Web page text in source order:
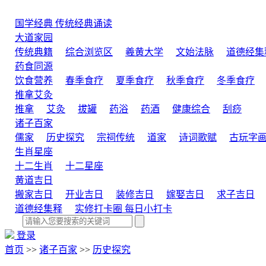
国学经典 传统经典诵读
大道家园
传统典籍
综合浏览区 羲黄大学 文始法脉
道德经集
药食同源
饮食营养
春季食疗 夏季食疗 秋季食疗 冬季食疗
推拿艾灸
推拿
艾灸 拔罐 药浴 药酒 健康综合
刮痧
诸子百家
儒家
历史探究 宗祠传统 道家 诗词歌赋 古玩字画
生肖星座
十二生肖
十二星座
黄道吉日
搬家吉日
开业吉日 装修吉日 嫁娶吉日
求子吉日
道德经集释
实修打卡圈 每日小打卡
登录
首页 >> 诸子百家 >> 历史探究